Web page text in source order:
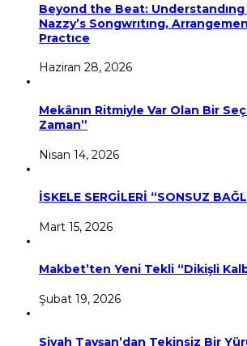
Beyond the Beat: Understandıng
Nazzy’s Songwrıtıng,
Practıce
Haziran 28, 2026
Mekânın Ritmiyle Var Olan Bir
Zaman”
Nisan 14, 2026
İSKELE SERGİLERİ “SONSUZ
Mart 15, 2026
Makbet’ten Yeni Tekli “Dikişli
Şubat 19, 2026
Siyah Tavşan’dan Tekinsiz Bir